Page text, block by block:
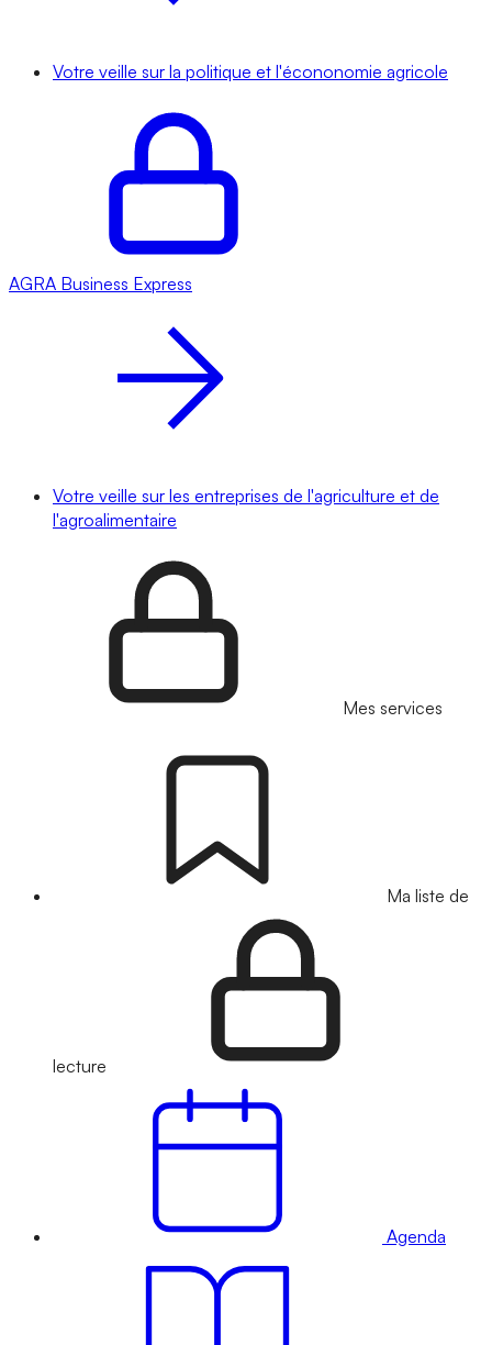
Votre veille sur la politique et l'écononomie agricole
AGRA Business Express
Votre veille sur les entreprises de l'agriculture et de
l'agroalimentaire
Mes services
Ma liste de
lecture
Agenda